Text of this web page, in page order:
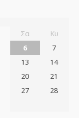
Σα
Κυ
6
7
13
14
20
21
27
28